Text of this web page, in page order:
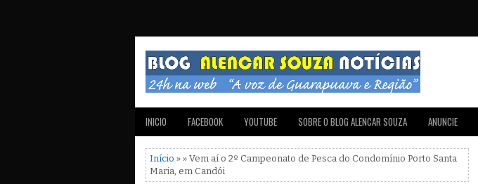
INICIO FACEBOOK YOUTUBE SOBRE O BLOG ALENCAR SOUZA ANUNCIE
Início » » Vem aí o 2º Campeonato de Pesca do Condomínio Porto Santa
Maria, em Candói